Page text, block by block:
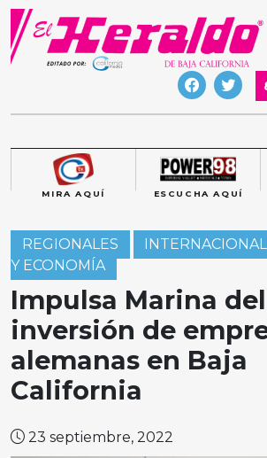
Skip
content
MIRA AQUÍ ESCUCHA AQUÍ
REGIONALES
Y ECONOMÍA
Impulsa Marina
inversión de
alemanas en Baja
California
23 septiembre, 2022